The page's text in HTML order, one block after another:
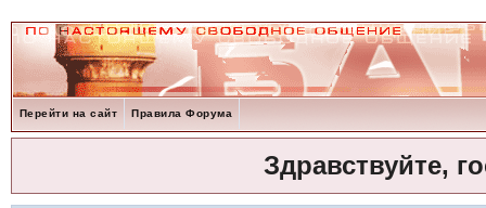
Перейти на сайт Правила Форума
Здравствуйте,